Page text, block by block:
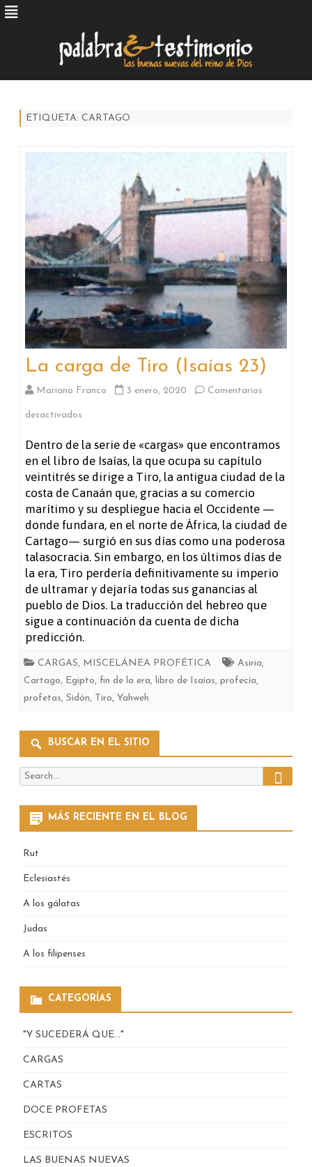
ETIQUETA: CARTAGO
La carga de Tiro (Isaías 23)
Mariano Franco 3 enero, 2020 Comentarios
desactivados
La
carga
Tiro
(Isaías
23)
Dentro de la serie de «cargas» que encontramos
en el libro de Isaías, la que ocupa su capítulo
veintitrés se dirige a Tiro, la antigua ciudad de la
costa de Canaán que, gracias a su comercio
marítimo y su despliegue hacia el Occidente —
donde fundara, en el norte de África, la ciudad de
Cartago— surgió en sus días como una poderosa
talasocracia. Sin embargo, en los últimos días de
la era, Tiro perdería definitivamente su imperio
de ultramar y dejaría todas sus ganancias al
pueblo de Dios. La traducción del hebreo que
sigue a continuación da cuenta de dicha
predicción.
CARGAS, MISCELÁNEA PROFÉTICA Asiria,
Cartago, Egipto, fin de la era, libro de Isaías, profecía,
profetas, Sidón, Tiro, Yahweh
BUSCAR EN EL SITIO
Search
Search
MÁS RECIENTE EN EL BLOG
Rut
Eclesiastés
A los gálatas
Judas
A los filipenses
CATEGORÍAS
"Y SUCEDERÁ QUE…"
CARGAS
CARTAS
DOCE PROFETAS
ESCRITOS
LAS BUENAS NUEVAS